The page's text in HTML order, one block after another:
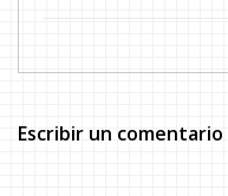
Escribir un comentario